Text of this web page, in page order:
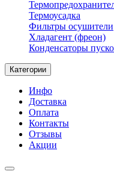
Термоусадка
Фильтры осушители
Хладагент (фреон)
Конденсаторы
Категории
Инфо
Доставка
Оплата
Контакты
Отзывы
Акции